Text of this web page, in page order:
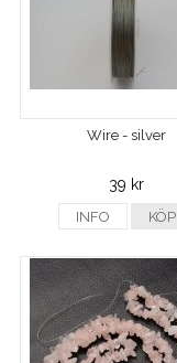
Wire - silver
39 kr
INFO KÖP